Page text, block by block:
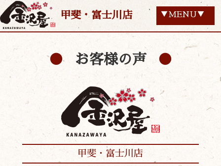
甲斐・富士川店 ▼MENU▼
お客様の声
甲斐・富士川店